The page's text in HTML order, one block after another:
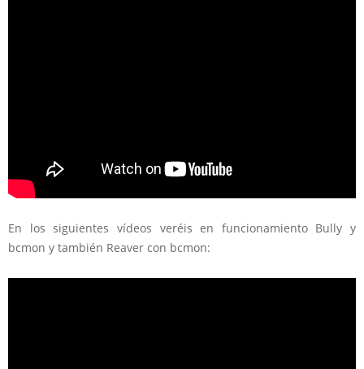
En los siguientes vídeos veréis en funcionamiento Bully y
bcmon y también Reaver con bcmon: